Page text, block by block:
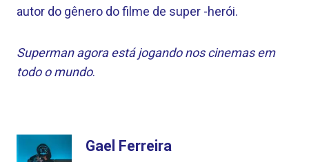
autor do gênero do filme de super -herói.
Superman agora está jogando nos cinemas em
todo o mundo.
Gael Ferreira